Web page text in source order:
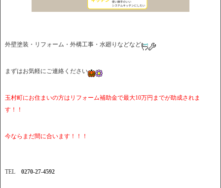
外壁塗装・リフォーム・外構工事・水廻りなどなど
まずはお気軽にご連絡ください
玉村町にお住まいの方はリフォーム補助金で最大10万円までが助成されま
す！！
今ならまだ間に合います！！！
TEL 0270-27-4592